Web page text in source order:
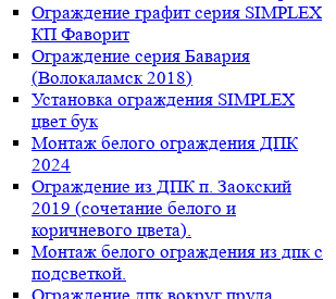
Ограждение графит серия SIMPLEX
КП Фаворит
Ограждение серия Бавария
(Волокаламск 2018)
Установка ограждения SIMPLEX
цвет бук
Монтаж белого ограждения ДПК
2024
Ограждение из ДПК п. Заокский
2019 (сочетание белого и
коричневого цвета).
Монтаж белого ограждения из дпк с
подсветкой.